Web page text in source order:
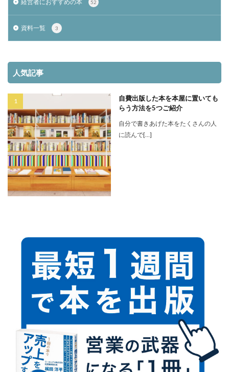
経営者におすすめの本 52
資料一覧 3
人気記事
自費出版した本を本屋に置いても
らう方法を5つご紹介
自分で書きあげた本をたくさんの人
に読んで[…]